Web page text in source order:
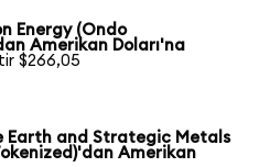
Energy (Ondo
Amerikan Doları'na
$266,05
Earth and Strategic Metals
Amerikan